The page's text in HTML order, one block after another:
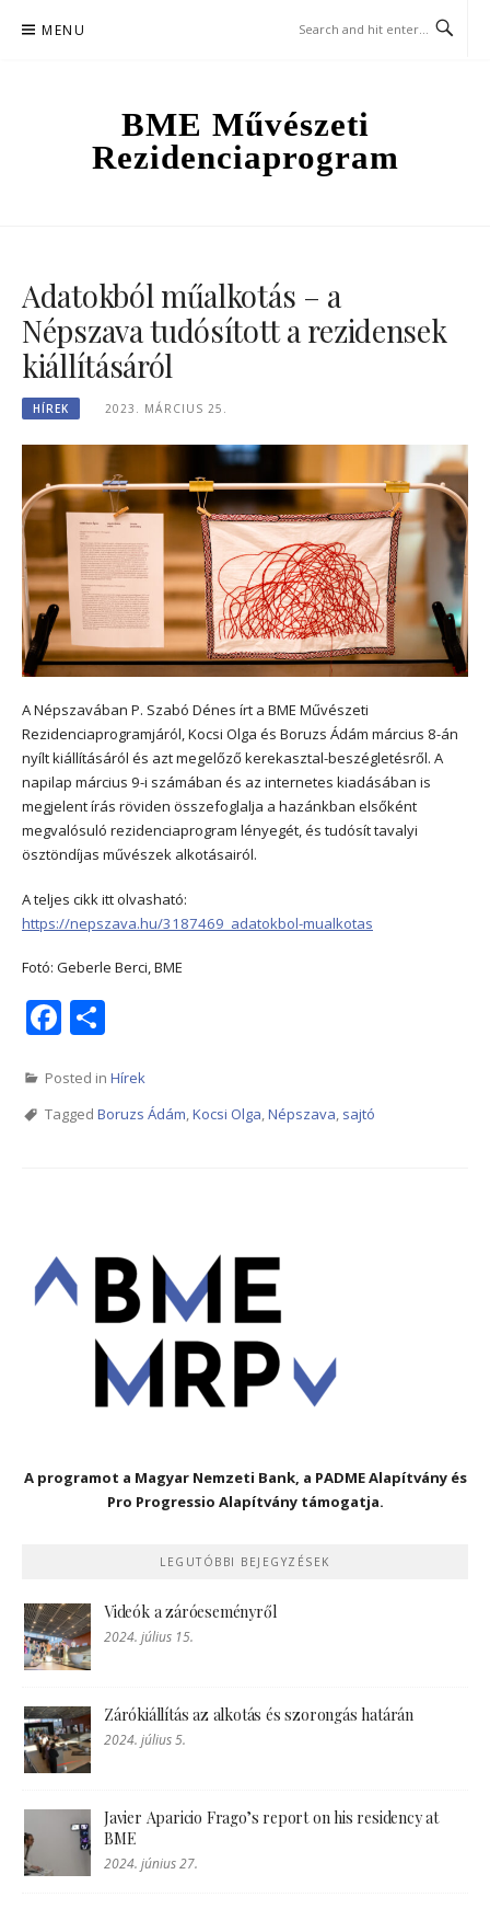
MENU
BME Művészeti
Rezidenciaprogram
Adatokból műalkotás – a
Népszava tudósított a rezidensek
kiállításáról
HÍREK 2023. MÁRCIUS 25.
A Népszavában P. Szabó Dénes írt a BME Művészeti
Rezidenciaprogramjáról, Kocsi Olga és Boruzs Ádám március 8-án
nyílt kiállításáról és azt megelőző kerekasztal-beszégletésről. A
napilap március 9-i számában és az internetes kiadásában is
megjelent írás röviden összefoglalja a hazánkban elsőként
megvalósuló rezidenciaprogram lényegét, és tudósít tavalyi
ösztöndíjas művészek alkotásairól.
A teljes cikk itt olvasható:
https://nepszava.hu/3187469_adatokbol-mualkotas
Fotó: Geberle Berci, BME
Facebook
Posted in Hírek
Tagged Boruzs Ádám,Kocsi Olga,Népszava, sajtó
A programot a Magyar Nemzeti Bank, a PADME Alapítvány és
Pro Progressio Alapítvány támogatja.
LEGUTÓBBI BEJEGYZÉSEK
Videók a záróeseményről
2024. július 15.
Zárókiállítás az alkotás és szorongás határán
2024. július 5.
Javier Aparicio Frago’s report on his residency at
BME
2024. június 27.